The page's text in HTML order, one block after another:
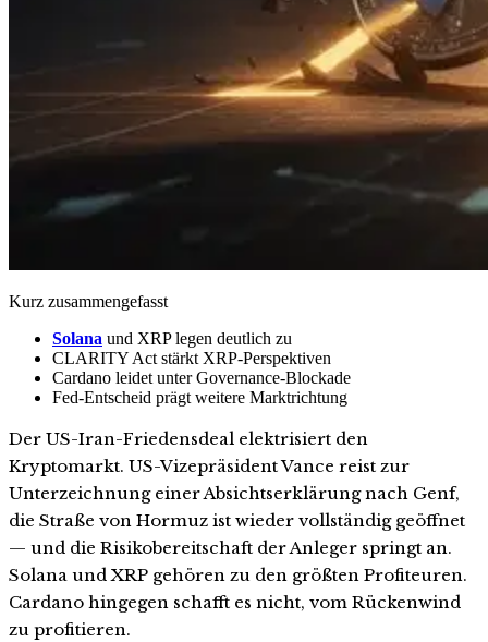
Kurz zusammengefasst
Solana und XRP legen deutlich zu
CLARITY Act stärkt XRP-Perspektiven
Cardano leidet unter Governance-Blockade
Fed-Entscheid prägt weitere Marktrichtung
Der US-Iran-Friedensdeal elektrisiert den
Kryptomarkt. US-Vizepräsident Vance reist zur
Unterzeichnung einer Absichtserklärung nach Genf,
die Straße von Hormuz ist wieder vollständig geöffnet
— und die Risikobereitschaft der Anleger springt an.
Solana und XRP gehören zu den größten Profiteuren.
Cardano hingegen schafft es nicht, vom Rückenwind
zu profitieren.